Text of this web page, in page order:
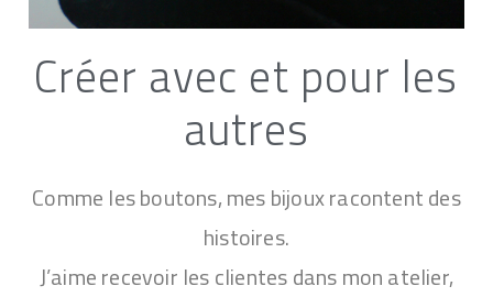
Créer avec et pour les
autres
Comme les boutons, mes bijoux racontent des
histoires.
J’aime recevoir les clientes dans mon atelier,